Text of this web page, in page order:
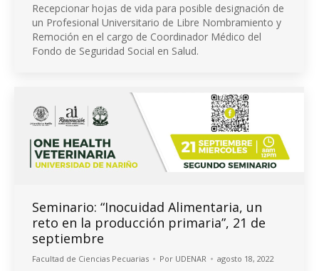
Recepcionar hojas de vida para posible designación de
un Profesional Universitario de Libre Nombramiento y
Remoción en el cargo de Coordinador Médico del
Fondo de Seguridad Social en Salud.
Seminario: “Inocuidad Alimentaria, un
reto en la producción primaria”, 21 de
septiembre
Facultad de Ciencias Pecuarias Por UDENAR agosto 18, 2022